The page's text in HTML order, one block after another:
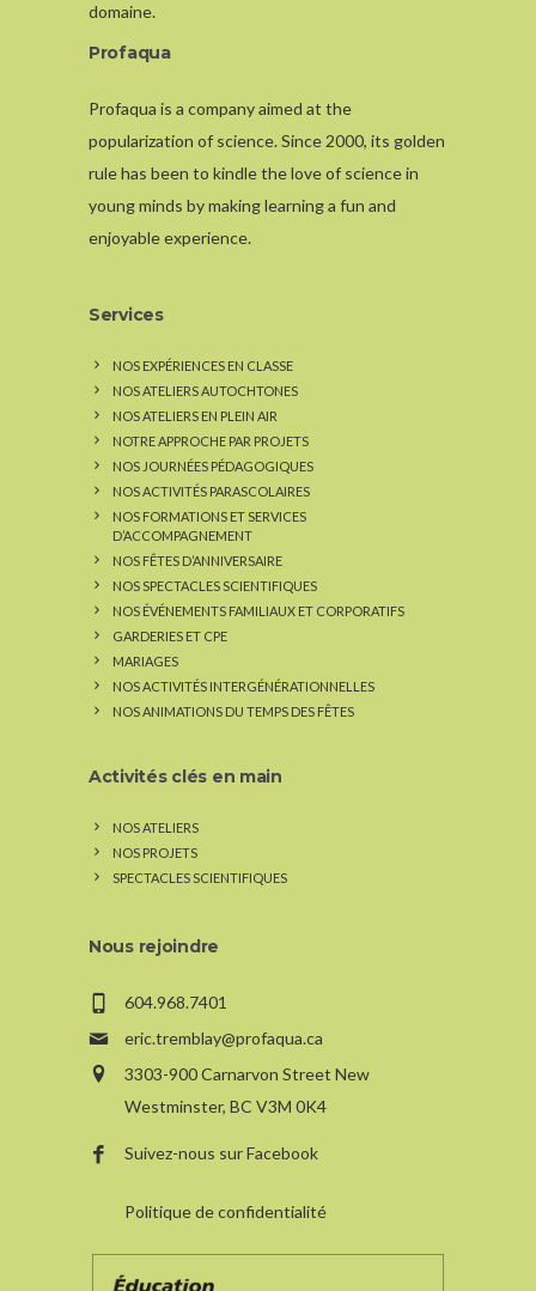
domaine.
Profaqua
Profaqua is a company aimed at the
popularization of science. Since 2000, its golden
rule has been to kindle the love of science in
young minds by making learning a fun and
enjoyable experience.
Services
NOS EXPÉRIENCES EN CLASSE
NOS ATELIERS AUTOCHTONES
NOS ATELIERS EN PLEIN AIR
NOTRE APPROCHE PAR PROJETS
NOS JOURNÉES PÉDAGOGIQUES
NOS ACTIVITÉS PARASCOLAIRES
NOS FORMATIONS ET SERVICES
D’ACCOMPAGNEMENT
NOS FÊTES D’ANNIVERSAIRE
NOS SPECTACLES SCIENTIFIQUES
NOS ÉVÉNEMENTS FAMILIAUX ET CORPORATIFS
GARDERIES ET CPE
MARIAGES
NOS ACTIVITÉS INTERGÉNÉRATIONNELLES
NOS ANIMATIONS DU TEMPS DES FÊTES
Activités clés en main
NOS ATELIERS
NOS PROJETS
SPECTACLES SCIENTIFIQUES
Nous rejoindre
604.968.7401
eric.tremblay@profaqua.ca
3303-900 Carnarvon Street New
Westminster, BC V3M 0K4
Suivez-nous sur Facebook
Politique de confidentialité